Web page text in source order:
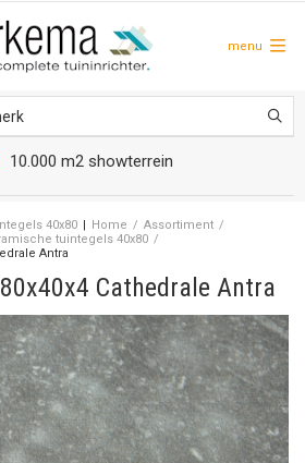
menu
10.000 m2 showterrein
40x80 Home / Assortiment /
tuintegels 40x80 /
Antra
Cathedrale Antra